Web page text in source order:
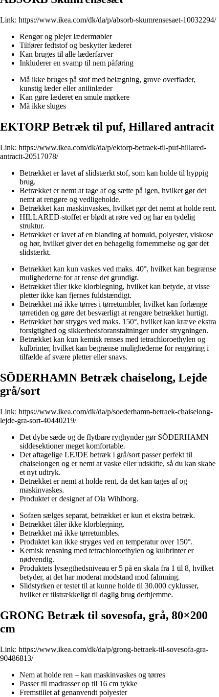
Link: https://www.ikea.com/dk/da/p/absorb-skumrensesaet-10032294/
Rengør og plejer lædermøbler
Tilfører fedtstof og beskytter læderet
Kan bruges til alle læderfarver
Inkluderer en svamp til nem påføring
Må ikke bruges på stof med belægning, grove overflader,
kunstig læder eller anilinlæder
Kan gøre læderet en smule mørkere
Må ikke sluges
EKTORP Betræk til puf, Hillared antracit
Link: https://www.ikea.com/dk/da/p/ektorp-betraek-til-puf-hillared-
antracit-20517078/
Betrækket er lavet af slidstærkt stof, som kan holde til hyppig
brug.
Betrækket er nemt at tage af og sætte på igen, hvilket gør det
nemt at rengøre og vedligeholde.
Betrækket kan maskinvaskes, hvilket gør det nemt at holde rent.
HILLARED-stoffet er blødt at røre ved og har en tydelig
struktur.
Betrækket er lavet af en blanding af bomuld, polyester, viskose
og hør, hvilket giver det en behagelig fornemmelse og gør det
slidstærkt.
Betrækket kan kun vaskes ved maks. 40°, hvilket kan begrænse
mulighederne for at rense det grundigt.
Betrækket tåler ikke klorblegning, hvilket kan betyde, at visse
pletter ikke kan fjernes fuldstændigt.
Betrækket må ikke tørres i tørretumbler, hvilket kan forlænge
tørretiden og gøre det besværligt at rengøre betrækket hurtigt.
Betrækket bør stryges ved maks. 150°, hvilket kan kræve ekstra
forsigtighed og sikkerhedsforanstaltninger under strygningen.
Betrækket kan kun kemisk renses med tetrachloroethylen og
kulbrinter, hvilket kan begrænse mulighederne for rengøring i
tilfælde af svære pletter eller snavs.
SÖDERHAMN Betræk chaiselong, Lejde
grå/sort
Link: https://www.ikea.com/dk/da/p/soederhamn-betraek-chaiselong-
lejde-gra-sort-40440219/
Det dybe sæde og de flytbare ryghynder gør SÖDERHAMN
siddesektioner meget komfortable.
Det aftagelige LEJDE betræk i grå/sort passer perfekt til
chaiselongen og er nemt at vaske eller udskifte, så du kan skabe
et nyt udtryk.
Betrækket er nemt at holde rent, da det kan tages af og
maskinvaskes.
Produktet er designet af Ola Wihlborg.
Sofaen sælges separat, betrækket er kun et ekstra betræk.
Betrækket tåler ikke klorblegning.
Betrækket må ikke tørretumbles.
Produktet kan ikke stryges ved en temperatur over 150°.
Kemisk rensning med tetrachloroethylen og kulbrinter er
nødvendig.
Produktets lysægthedsniveau er 5 på en skala fra 1 til 8, hvilket
betyder, at det har moderat modstand mod falmning.
Slidstyrken er testet til at kunne holde til 30.000 cyklusser,
hvilket er tilstrækkeligt til daglig brug derhjemme.
GRONG Betræk til sovesofa, grå, 80×200
cm
Link: https://www.ikea.com/dk/da/p/grong-betraek-til-sovesofa-gra-
90486813/
Nem at holde ren – kan maskinvaskes og tørres
Passer til madrasser op til 16 cm tykke
Fremstillet af genanvendt polyester